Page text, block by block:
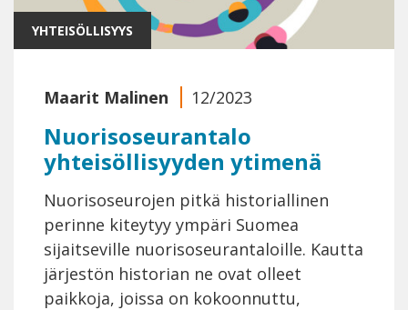
YHTEISÖLLISYYS
Maarit Malinen 12/2023
Nuorisoseurantalo
yhteisöllisyyden ytimenä
Nuorisoseurojen pitkä historiallinen
perinne kiteytyy ympäri Suomea
sijaitseville nuorisoseurantaloille. Kautta
järjestön historian ne ovat olleet
paikkoja, joissa on kokoonnuttu,